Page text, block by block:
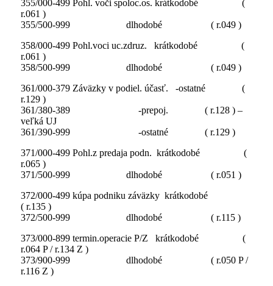
355/000-499 Pohl. voči spoloc.os. krátkodobé (
r.061 )
355/500-999 dlhodobé ( r.049 )
358/000-499 Pohl.voci uc.zdruz. krátkodobé (
r.061 )
358/500-999 dlhodobé ( r.049 )
361/000-379 Záväzky v podiel. účasť. -ostatné (
r.129 )
361/380-389 -prepoj. ( r.128 ) –
veľká UJ
361/390-999 -ostatné ( r.129 )
371/000-499 Pohl.z predaja podn. krátkodobé (
r.065 )
371/500-999 dlhodobé ( r.051 )
372/000-499 kúpa podniku záväzky krátkodobé
( r.135 )
372/500-999 dlhodobé ( r.115 )
373/000-899 termin.operacie P/Z krátkodobé (
r.064 P / r.134 Z )
373/900-999 dlhodobé ( r.050 P /
r.116 Z )